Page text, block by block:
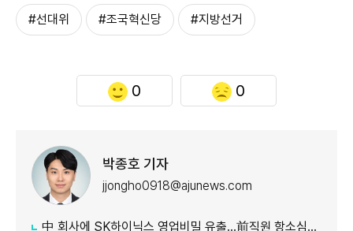
#선대위 #조국혁신당 #지방선거
0 0
박종호 기자
jjongho0918@ajunews.com
中 회사에 SK하이닉스 영업비밀 유출…前직원 항소심도 징역 1년6개월